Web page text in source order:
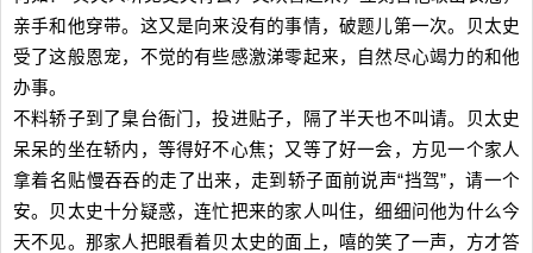
亲手和他穿带。这又是向来没有的事情，破题儿第一次。贝太史
受了这般恩宠，不觉的有些感激涕零起来，自然尽心竭力的和他
办事。
不料轿子到了臬台衙门，投进贴子，隔了半天也不叫请。贝太史
呆呆的坐在轿内，等得好不心焦；又等了好一会，方见一个家人
拿着名贴慢吞吞的走了出来，走到轿子面前说声“挡驾”，请一个
安。贝太史十分疑惑，连忙把来的家人叫住，细细问他为什么今
天不见。那家人把眼看着贝太史的面上，嘻的笑了一声，方才答